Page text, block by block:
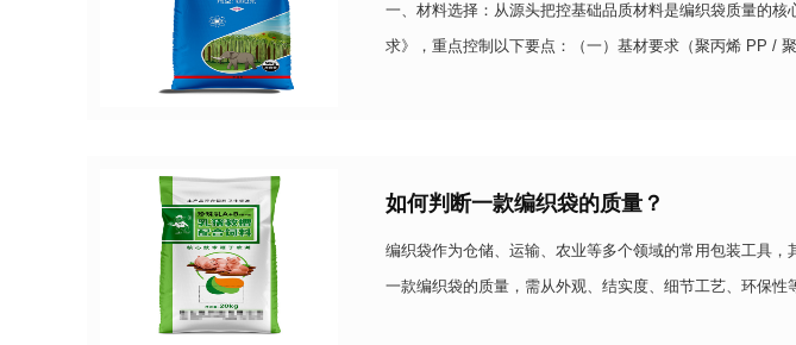
一、材料选择：从源头把控基础品质材料是编织袋质量的
求》，重点控制以下要点：（一）基材要求（聚丙烯 PP /
如何判断一款编织袋的质量？
编织袋作为仓储、运输、农业等多个领域的常用包装工具
一款编织袋的质量，需从外观、结实度、细节工艺、环保